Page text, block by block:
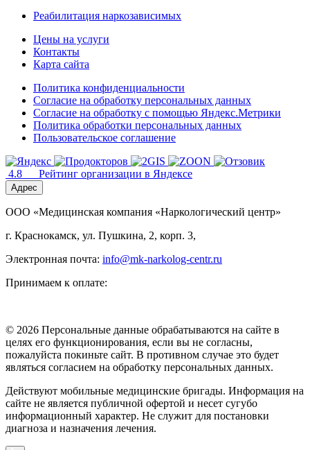
Реабилитация наркозависимых
Цены на услуги
Контакты
Карта сайта
Политика конфиденциальности
Согласие на обработку персональных данных
Согласие на обработку с помощью Яндекс.Метрики
Политика обработки персональных данных
Пользовательское соглашение
4.8 Рейтинг организации в Яндексе
Адрес
ООО «Медицинская компания «Наркологический центр»
г. Краснокамск, ул. Пушкина, 2, корп. 3,
Электронная почта: info@mk-narkolog-centr.ru
Принимаем к оплате:
© 2026 Персональные данные обрабатываются на сайте в
целях его функционирования, если вы не согласны,
пожалуйста покиньте сайт. В противном случае это будет
являться согласием на обработку персональных данных.
Действуют мобильные медицинские бригады. Информация на
сайте не является публичной офертой и несет сугубо
информационный характер. Не служит для постановки
диагноза и назначения лечения.